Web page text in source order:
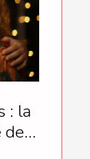
: la